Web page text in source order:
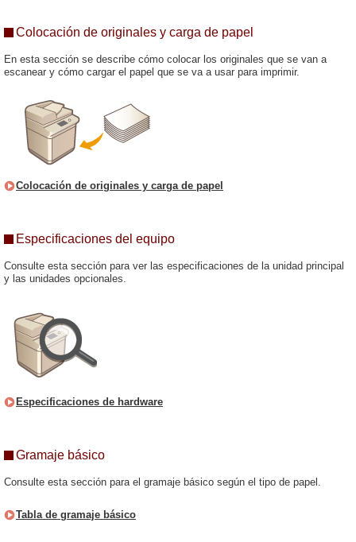
Colocación de originales y carga de papel
En esta sección se describe cómo colocar los originales que se van a
escanear y cómo cargar el papel que se va a usar para imprimir.
Colocación de originales y carga de papel
Especificaciones del equipo
Consulte esta sección para ver las especificaciones de la unidad principal
y las unidades opcionales.
Especificaciones de hardware
Gramaje básico
Consulte esta sección para el gramaje básico según el tipo de papel.
Tabla de gramaje básico